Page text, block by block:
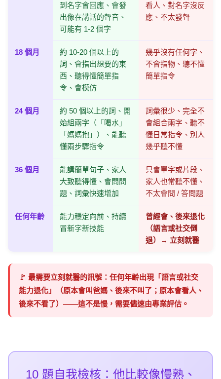
到名字會回應、會發
出像在講話的聲音、
可能有 1-2 個字
看人、對名字沒反
應、不太發聲
18 個月
約 10-20 個以上的
詞、會指出想要的東
西、聽得懂簡單指
令、會模仿
幾乎沒有任何字、
不會指物、聽不懂
簡單指令
24 個月
約 50 個以上的詞、開
始組兩字（「喝水」
「媽媽抱」）、能聽
懂兩步驟指令
詞彙很少、完全不
會組合兩字、聽不
懂日常指令、別人
幾乎聽不懂
36 個月
能講簡單句子、家人
大致聽得懂、會問問
題、詞彙快速增加
只會單字或片段、
家人也常聽不懂、
不太會問 / 答問題
任何年齡
能力穩定向前、持續
冒新字新技能
曾經會、後來退化
（語言或社交倒
退）→ 立刻就醫
🚩 最需要立刻就醫的訊號：任何年齡出現「語言或社交
能力退化 」（原本會叫爸媽、後來不叫了；原本會看人、
後來不看了）——這不是慢，需要儘速由專業評估。
10 題自我檢核：他比較像慢熟、